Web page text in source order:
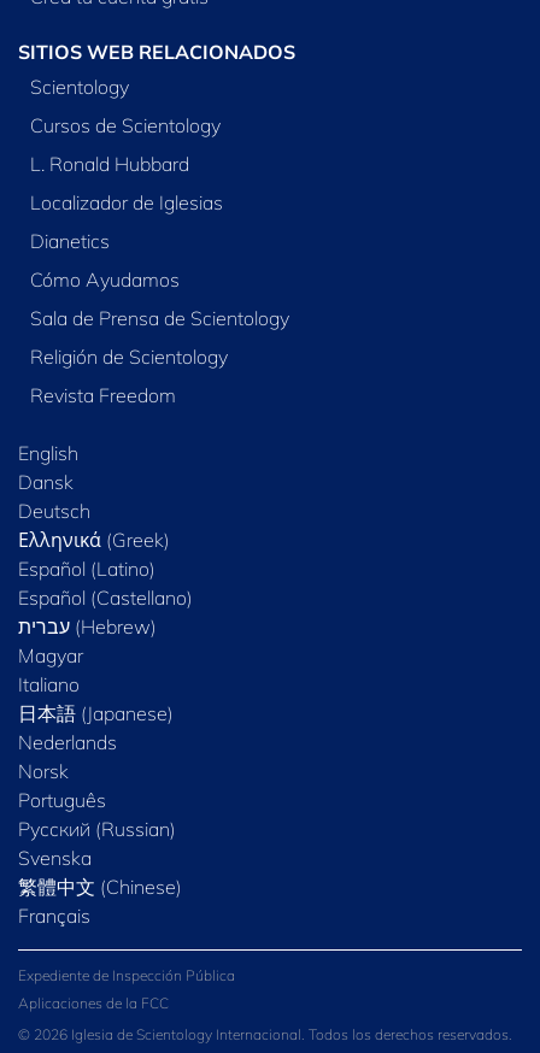
SITIOS WEB RELACIONADOS
Scientology
Cursos de Scientology
L. Ronald Hubbard
Localizador de Iglesias
Dianetics
Cómo Ayudamos
Sala de Prensa de Scientology
Religión de Scientology
Revista Freedom
English
Dansk
Deutsch
Ελληνικά (Greek)
Español (Latino)
Español (Castellano)
Magyar
Italiano
日本語 (Japanese)
Nederlands
Norsk
Português
Русский (Russian)
Svenska
繁體中文 (Chinese)
Français
Expediente de Inspección Pública
Aplicaciones de la FCC
© 2026 Iglesia de Scientology Internacional. Todos los derechos reservados.